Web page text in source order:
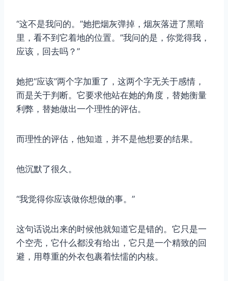
“这不是我问的。”她把烟灰弹掉，烟灰落进了黑暗
里，看不到它着地的位置。”我问的是，你觉得我，
应该，回去吗？”
她把“应该”两个字加重了，这两个字无关于感情，
而是关于判断。它要求他站在她的角度，替她衡量
利弊，替她做出一个理性的评估。
而理性的评估，他知道，并不是他想要的结果。
他沉默了很久。
“我觉得你应该做你想做的事。”
这句话说出来的时候他就知道它是错的。它只是一
个空壳，它什么都没有给出，它只是一个精致的回
避，用尊重的外衣包裹着怯懦的内核。